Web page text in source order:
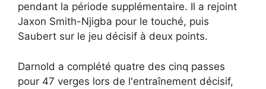
pendant la période supplémentaire. Il a rejoint
Jaxon Smith-Njigba pour le touché, puis
Saubert sur le jeu décisif à deux points.
Darnold a complété quatre des cinq passes
pour 47 verges lors de l'entraînement décisif,